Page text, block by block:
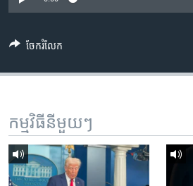
រចនា
រំលង​
ចូល​
ទំព័រ​
ស្វែង​
រក
បណ្តាញ​សង្គម
ភាសា
ចែករំលែក
កម្មវិធី​នីមួយៗ